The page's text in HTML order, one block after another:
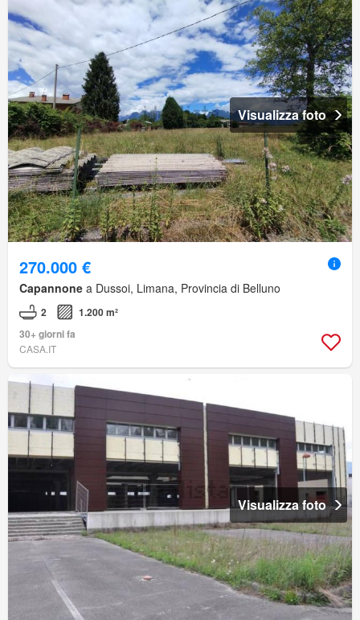
Visualizza foto
270.000 €
Capannone a Dussoi, Limana, Provincia di Belluno
2
1.200 m²
30+ giorni fa
CASA.IT
Visualizza foto